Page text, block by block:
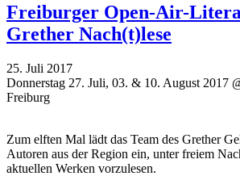
Freiburger Open-Air-
Grether Nach(t)lese
25. Juli 2017
Donnerstag 27. Juli, 03. & 10. August 2017
Freiburg
Zum elften Mal lädt das Team des Grether
Autoren aus der Region ein, unter freiem
aktuellen Werken vorzulesen.